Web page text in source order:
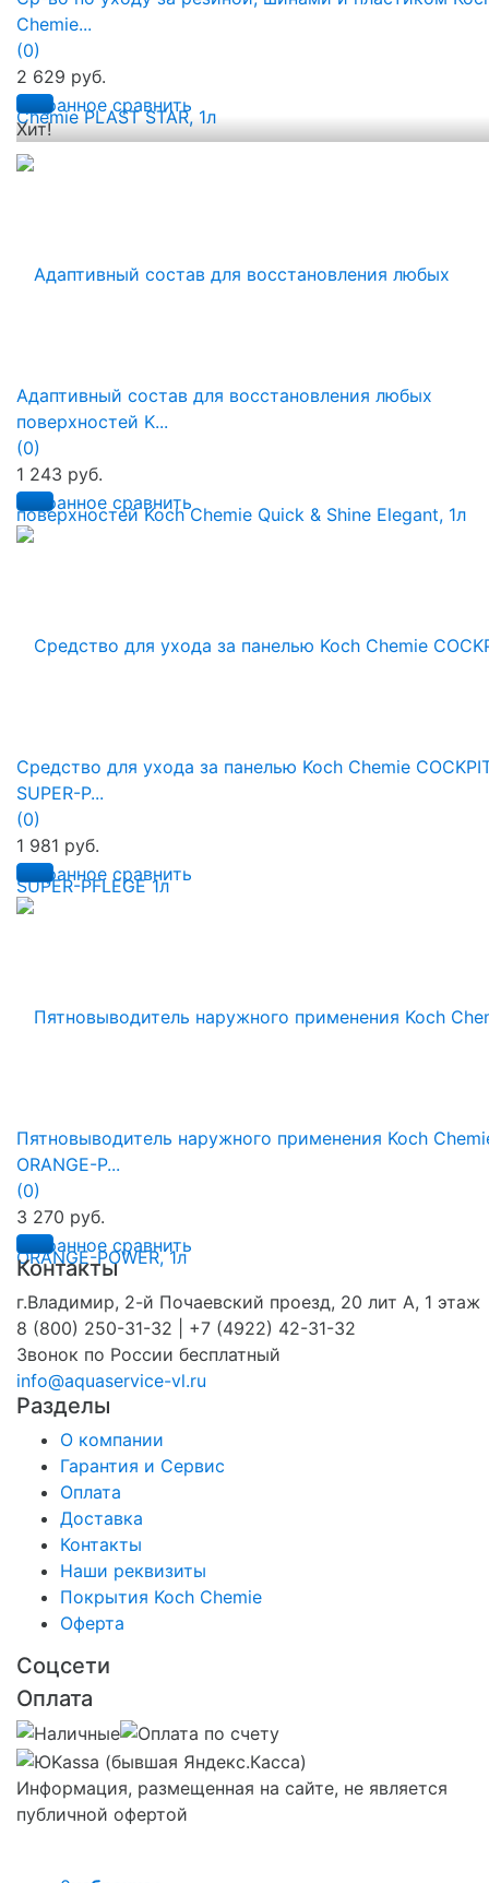
избранное сравнить
Chemie...
(0)
2 629 руб.
Хит!
избранное сравнить
Адаптивный состав для восстановления любых
поверхностей K...
(0)
1 243 руб.
избранное сравнить
Средство для ухода за панелью Koch Chemie
SUPER-P...
(0)
1 981 руб.
избранное сравнить
Пятновыводитель наружного применения Koch
ORANGE-P...
(0)
3 270 руб.
Контакты
г.Владимир, 2-й Почаевский проезд, 20 лит А, 1 этаж
8 (800) 250-31-32 | +7 (4922) 42-31-32
Звонок по России бесплатный
info@aquaservice-vl.ru
Разделы
О компании
Гарантия и Сервис
Оплата
Доставка
Контакты
Наши реквизиты
Покрытия Koch Chemie
Оферта
Соцсети
Оплата
Информация, размещенная на сайте, не является
публичной офертой